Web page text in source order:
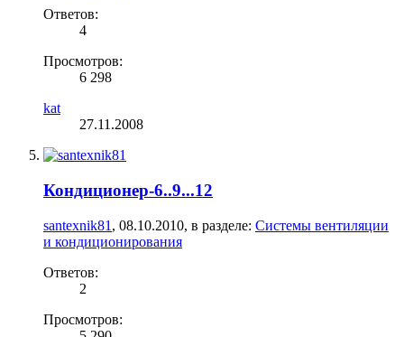
Ответов:
4
Просмотров:
6 298
kat
27.11.2008
Кондиционер-6..9...12
santexnik81 , 08.10.2010, в разделе: Системы вентиляции
и кондиционирования
Ответов:
2
Просмотров: